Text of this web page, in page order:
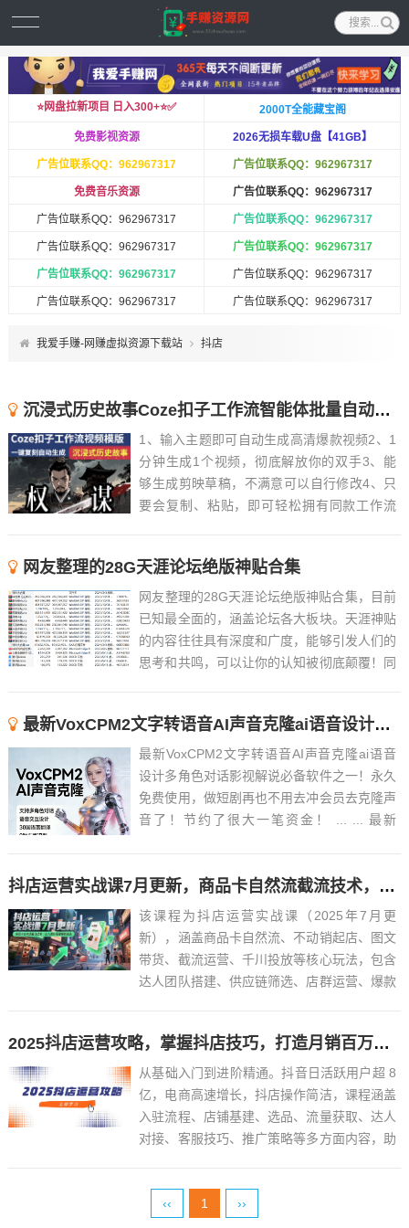
⭐️网盘拉新项目 日入300+⭐️✅ 2000T全能藏宝阁
免费影视资源 2026无损车载U盘【41GB】
广告位联系QQ：962967317 广告位联系QQ：962967317
免费音乐资源 广告位联系QQ：962967317
广告位联系QQ：962967317 广告位联系QQ：962967317
广告位联系QQ：962967317 广告位联系QQ：962967317
广告位联系QQ：962967317 广告位联系QQ：962967317
广告位联系QQ：962967317 广告位联系QQ：962967317
我爱手赚-网赚虚拟资源下载站 抖店
沉浸式历史故事Coze扣子工作流智能体批量自动生成爆款视频教程
1、输入主题即可自动生成高清爆款视频2、1
分钟生成1个视频，彻底解放你的双手3、能
够生成剪映草稿，不满意可以自行修改4、只
要会复制、粘贴，即可轻松拥有同款工作流
网友整理的28G天涯论坛绝版神贴合集
网友整理的28G天涯论坛绝版神贴合集，目前
已知最全面的，涵盖论坛各大板块。天涯神贴
的内容往往具有深度和广度，能够引发人们的
思考和共鸣，可以让你的认知被彻底颠覆！同
过大的，可以先下载阅读天涯论坛的绝版神贴
合集精华版...
最新VoxCPM2文字转语音AI声音克隆ai语音设计多角色对话影视解说
最新VoxCPM2文字转语音AI声音克隆ai语音
设计多角色对话影视解说必备软件之一！永久
免费使用，做短剧再也不用去冲会员去克隆声
音了！节约了很大一笔资金！ ... ... 最新
使用，做短剧再也不用去冲会...
抖店运营实战课7月更新，商品卡自然流截流技术，达人团队搭建爆款选品
该课程为抖店运营实战课（2025年7月更
新），涵盖商品卡自然流、不动销起店、图文
带货、截流运营、千川投放等核心玩法，包含
达人团队搭建、供应链筛选、店群运营、爆款
├── [1]--【商品卡运营】1.抖店获取猜喜流
量.mp4...
2025抖店运营攻略，掌握抖店技巧，打造月销百万，新手入门到精通
从基础入门到进阶精通。抖音日活跃用户超 8
亿，电商高速增长，抖店操作简洁，课程涵盖
入驻流程、店铺基建、选品、流量获取、达人
对接、客服技巧、推广策略等多方面内容，助
消费能力，抖音电商2025年继续保持高速增
‹‹ 1 ››